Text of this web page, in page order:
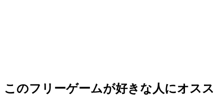
このフリーゲームが好きな人にオスス